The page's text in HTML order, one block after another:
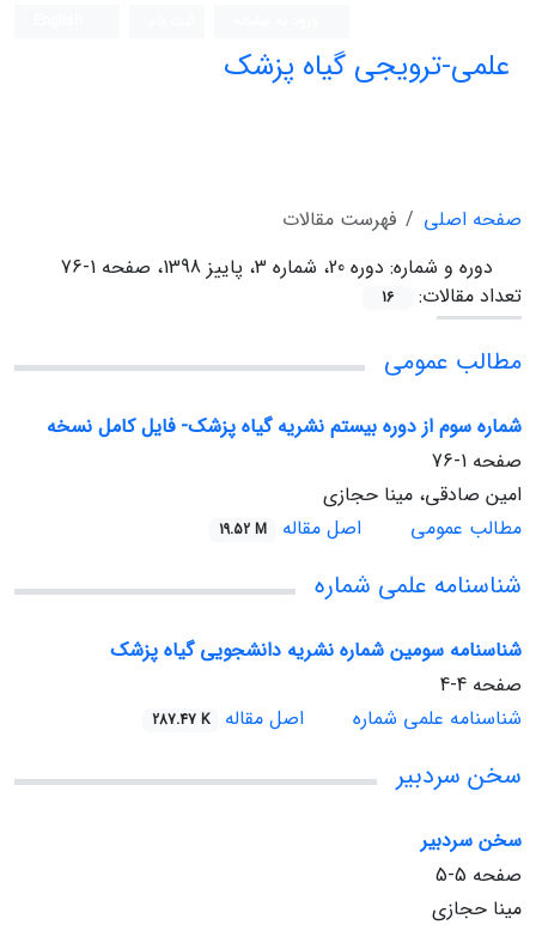
علمی-ترویجی گیاه پزشک
صفحه اصلی
فهرست مقالات
دوره و شماره: دوره 20، شماره 3، پاییز 1398، صفحه 1-76
تعداد مقالات:
16
مطالب عمومی
شماره سوم از دوره بیستم نشریه گیاه پزشک- فایل کامل نسخه
صفحه 1-76
امین صادقی، مینا حجازی
مطالب عمومی
اصل مقاله 19.52 M
شناسنامه علمی شماره
شناسنامه سومین شماره نشریه دانشجویی گیاه پزشک
صفحه 4-4
شناسنامه علمی شماره
اصل مقاله 287.47 K
سخن سردبیر
سخن سردبیر
صفحه 5-5
مینا حجازی